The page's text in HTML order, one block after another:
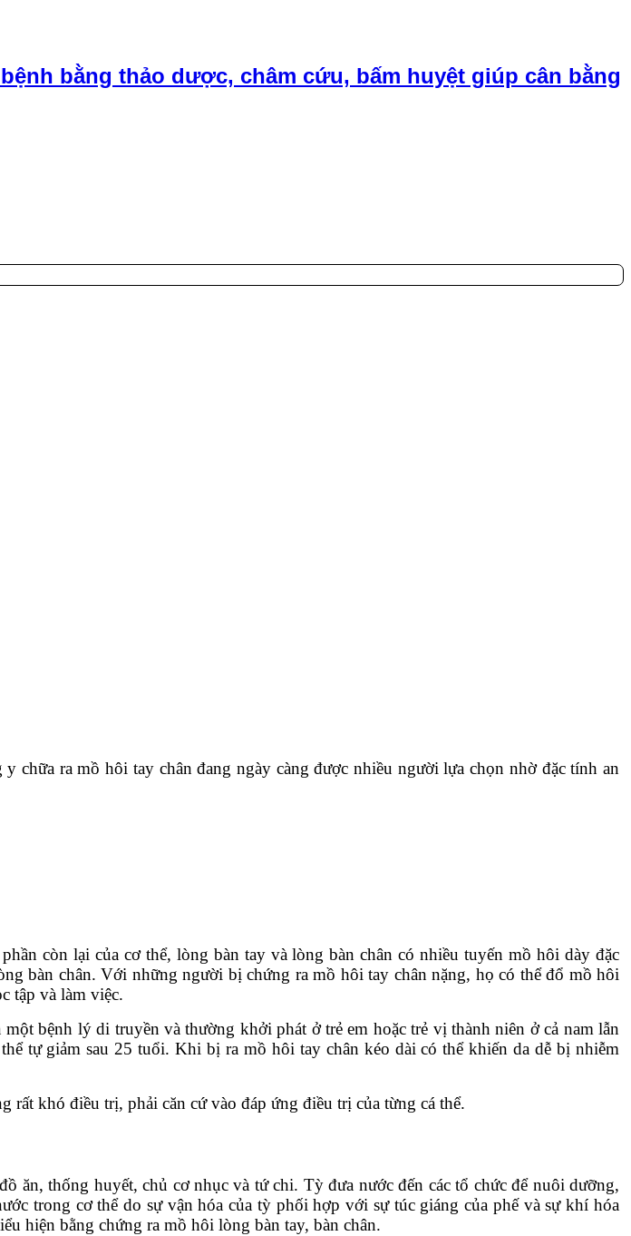
bằng thảo dược, châm cứu, bấm huyệt giúp cân bằng
chữa ra mồ hôi tay chân đang ngày càng được nhiều người lựa chọn nhờ đặc tính an
còn lại của cơ thể, lòng bàn tay và lòng bàn chân có nhiều tuyến mồ hôi dày đặc
bàn chân. Với những người bị chứng ra mồ hôi tay chân nặng, họ có thể đổ mồ hôi
tập và làm việc.
bệnh lý di truyền và thường khởi phát ở trẻ em hoặc trẻ vị thành niên ở cả nam lẫn
tự giảm sau 25 tuổi. Khi bị ra mồ hôi tay chân kéo dài có thể khiến da dễ bị nhiễm
rất khó điều trị, phải căn cứ vào đáp ứng điều trị của từng cá thể.
ăn, thống huyết, chủ cơ nhục và tứ chi. Tỳ đưa nước đến các tổ chức để nuôi dưỡng,
trong cơ thể do sự vận hóa của tỳ phối hợp với sự túc giáng của phế và sự khí hóa
hiện bằng chứng ra mồ hôi lòng bàn tay, bàn chân.